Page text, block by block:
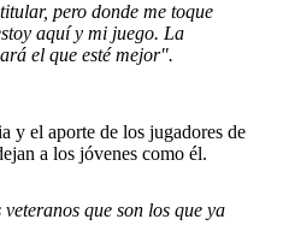
pero donde me toque
aquí y mi juego. La
el que esté mejor".
y el aporte de los jugadores de
a los jóvenes como él.
que son los que ya